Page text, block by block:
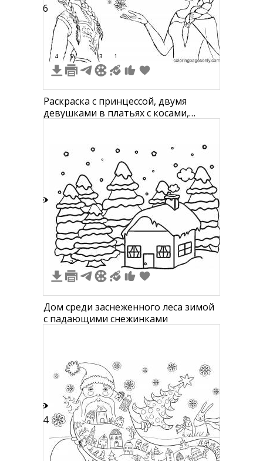
16
4 5 3 1
Раскраска с принцессой, двумя
девушками в платьях с косами,
2
Дом среди заснеженного леса зимой
с падающими снежинками
14